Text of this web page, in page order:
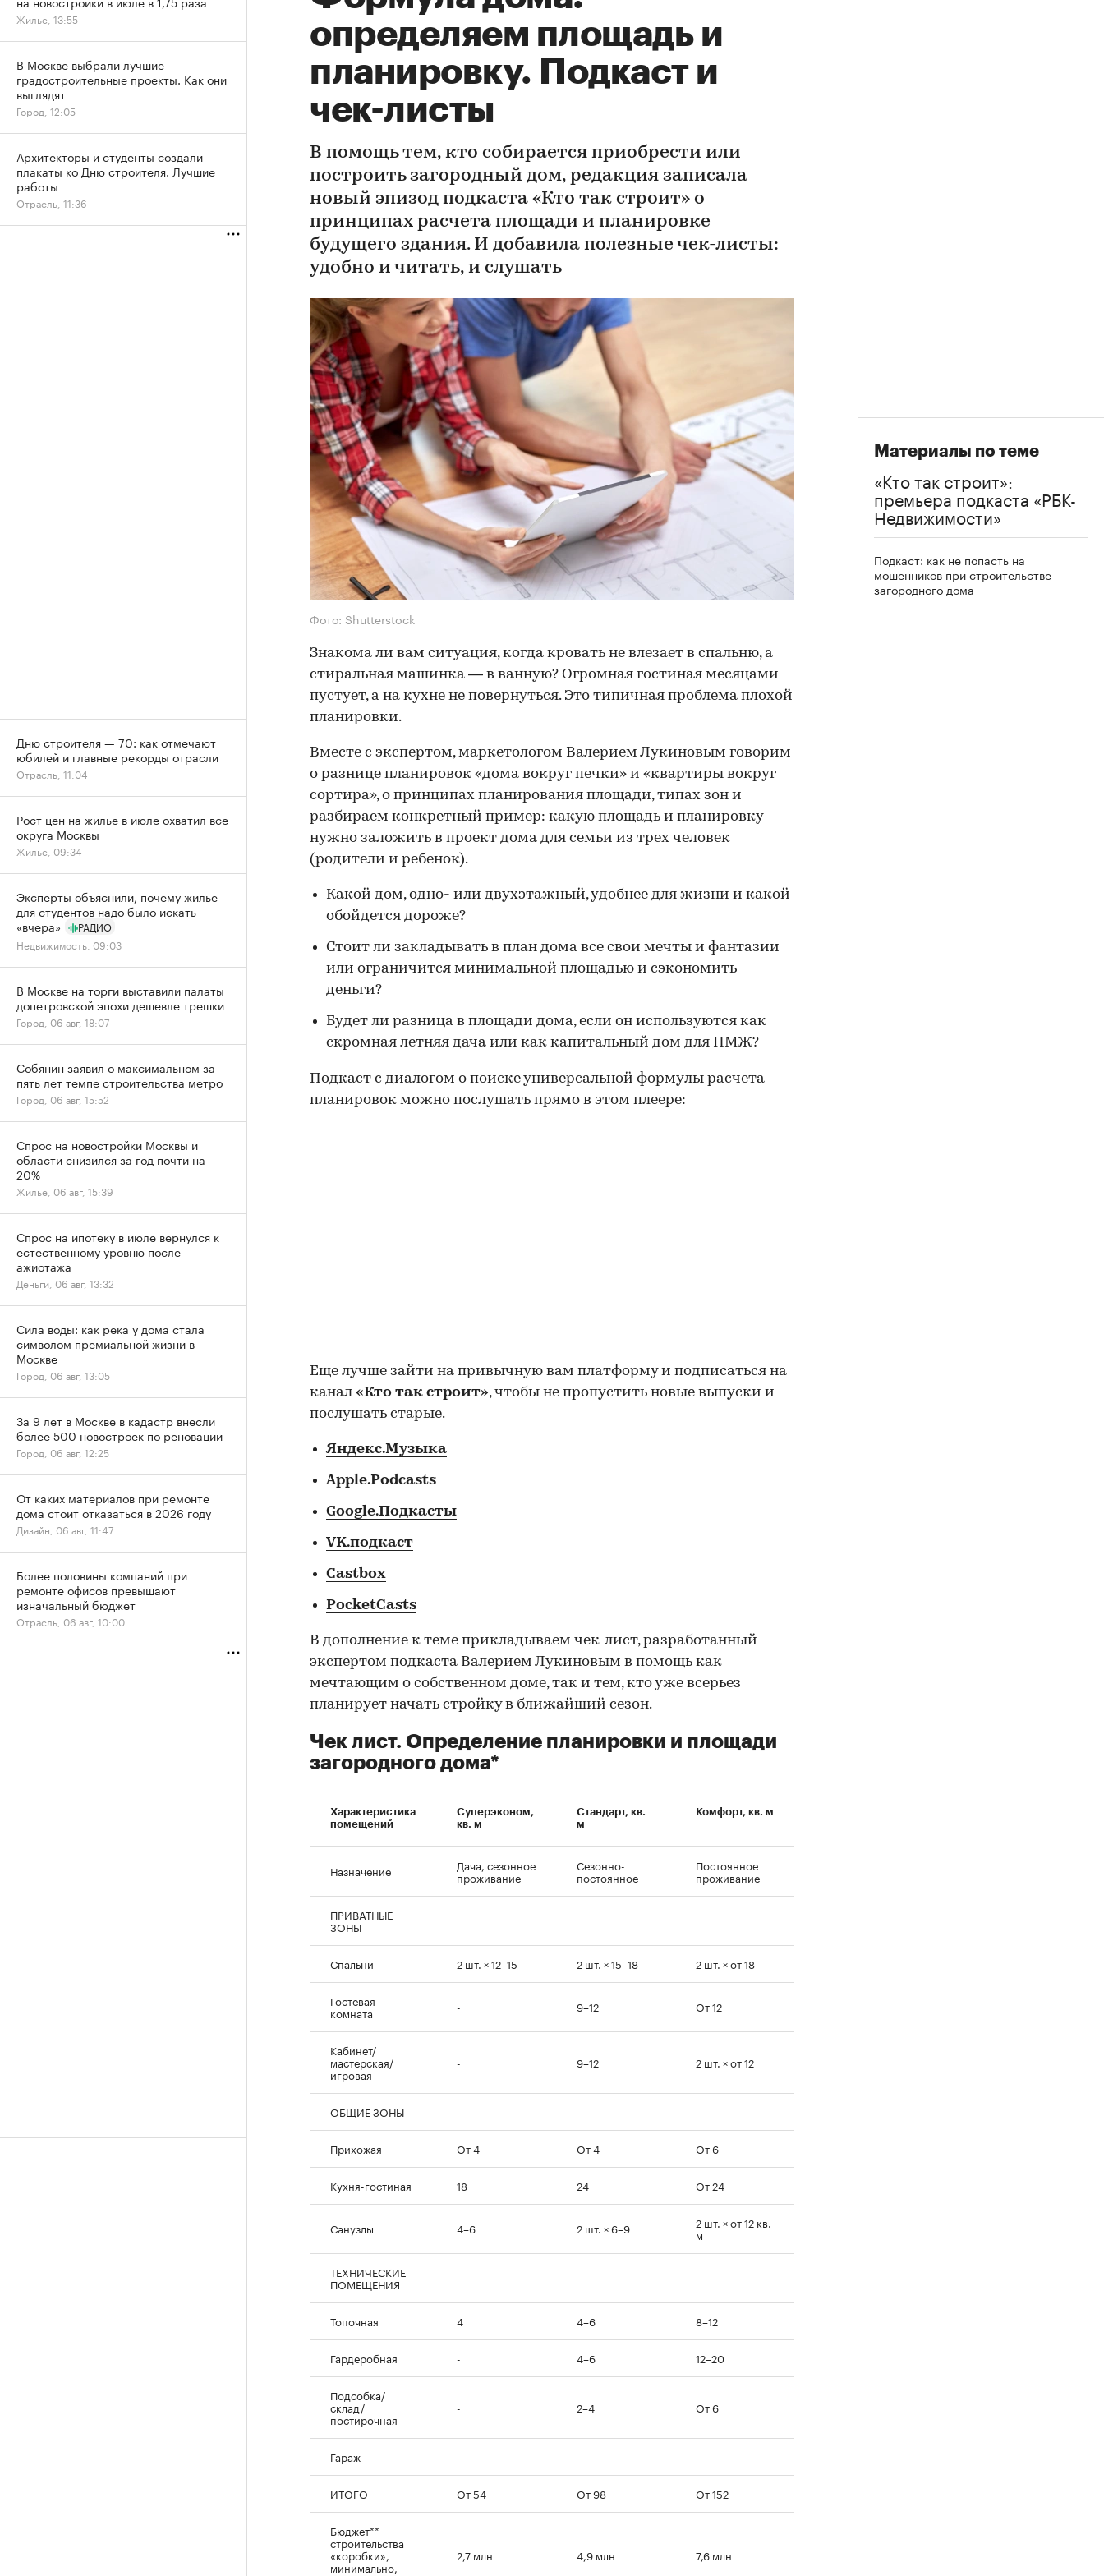
определяем площадь и
планировку. Подкаст и
чек-листы
В помощь тем, кто собирается приобрести или
построить загородный дом, редакция записала
новый эпизод подкаста «Кто так строит» о
принципах расчета площади и планировке
будущего здания. И добавила полезные чек-листы:
удобно и читать, и слушать
Фото: Shutterstock
Знакома ли вам ситуация, когда кровать не влезает в спальню, а
стиральная машинка — в ванную? Огромная гостиная месяцами
пустует, а на кухне не повернуться. Это типичная проблема плохой
планировки.
Вместе с экспертом, маркетологом Валерием Лукиновым говорим
о разнице планировок «дома вокруг печки» и «квартиры вокруг
сортира», о принципах планирования площади, типах зон и
разбираем конкретный пример: какую площадь и планировку
нужно заложить в проект дома для семьи из трех человек
(родители и ребенок).
Какой дом, одно- или двухэтажный, удобнее для жизни и какой
обойдется дороже?
Стоит ли закладывать в план дома все свои мечты и фантазии
или ограничится минимальной площадью и сэкономить
деньги?
Будет ли разница в площади дома, если он используются как
скромная летняя дача или как капитальный дом для ПМЖ?
Подкаст с диалогом о поиске универсальной формулы расчета
планировок можно послушать прямо в этом плеере:
Еще лучше зайти на привычную вам платформу и подписаться на
канал «Кто так строит», чтобы не пропустить новые выпуски и
послушать старые.
Яндекс.Музыка
Apple.Podcasts
Google.Подкасты
VK.подкаст
Castbox
PocketCasts
В дополнение к теме прикладываем чек-лист, разработанный
экспертом подкаста Валерием Лукиновым в помощь как
мечтающим о собственном доме, так и тем, кто уже всерьез
планирует начать стройку в ближайший сезон.
Чек лист. Определение планировки и площади
загородного дома*
Характеристика
помещений
Суперэконом,
кв. м
Стандарт, кв.
м
Комфорт, кв. м
Назначение Дача, сезонное
проживание
Сезонно-
постоянное
Постоянное
проживание
ПРИВАТНЫЕ
ЗОНЫ
Спальни 2 шт. × 12–15 2 шт. × 15–18 2 шт. × от 18
Гостевая
комната - 9–12 От 12
Кабинет/
мастерская/
игровая
- 9–12 2 шт. × от 12
ОБЩИЕ ЗОНЫ
Прихожая От 4 От 4 От 6
Кухня-гостиная 18 24 От 24
Санузлы 4–6 2 шт. × 6–9 2 шт. × от 12 кв.
м
ТЕХНИЧЕСКИЕ
ПОМЕЩЕНИЯ
Топочная 4 4–6 8–12
Гардеробная - 4–6 12–20
Подсобка/
склад/
постирочная
- 2–4 От 6
Гараж - - -
ИТОГО От 54 От 98 От 152
Бюджет**
строительства
«коробки»,
минимально,
2,7 млн 4,9 млн 7,6 млн
Материалы по теме
«Кто так строит»:
премьера подкаста «РБК-
Недвижимости»
Подкаст: как не попасть на
мошенников при строительстве
загородного дома
Жилье, 13:55
В Москве выбрали лучшие
градостроительные проекты. Как они
выглядят
Город, 12:05
Архитекторы и студенты создали
плакаты ко Дню строителя. Лучшие
работы
Отрасль, 11:36
Дню строителя — 70: как отмечают
юбилей и главные рекорды отрасли
Отрасль, 11:04
Рост цен на жилье в июле охватил все
округа Москвы
Жилье, 09:34
Эксперты объяснили, почему жилье
для студентов надо было искать
«вчера»
РАДИО
Недвижимость, 09:03
В Москве на торги выставили палаты
допетровской эпохи дешевле трешки
Город, 06 авг, 18:07
Собянин заявил о максимальном за
пять лет темпе строительства метро
Город, 06 авг, 15:52
Спрос на новостройки Москвы и
области снизился за год почти на
20%
Жилье, 06 авг, 15:39
Спрос на ипотеку в июле вернулся к
естественному уровню после
ажиотажа
Деньги, 06 авг, 13:32
Сила воды: как река у дома стала
символом премиальной жизни в
Москве
Город, 06 авг, 13:05
За 9 лет в Москве в кадастр внесли
более 500 новостроек по реновации
Город, 06 авг, 12:25
От каких материалов при ремонте
дома стоит отказаться в 2026 году
Дизайн, 06 авг, 11:47
Более половины компаний при
ремонте офисов превышают
изначальный бюджет
Отрасль, 06 авг, 10:00